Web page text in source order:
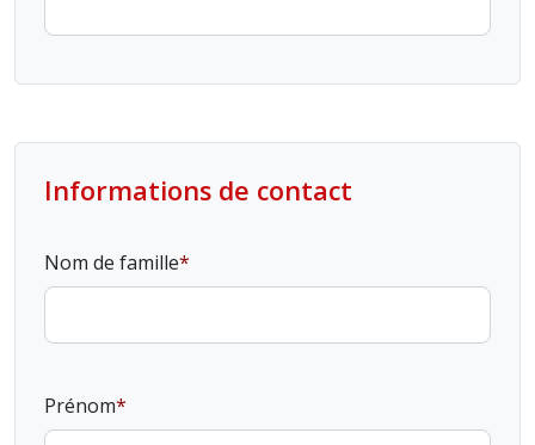
Informations de contact
Nom de famille
Prénom